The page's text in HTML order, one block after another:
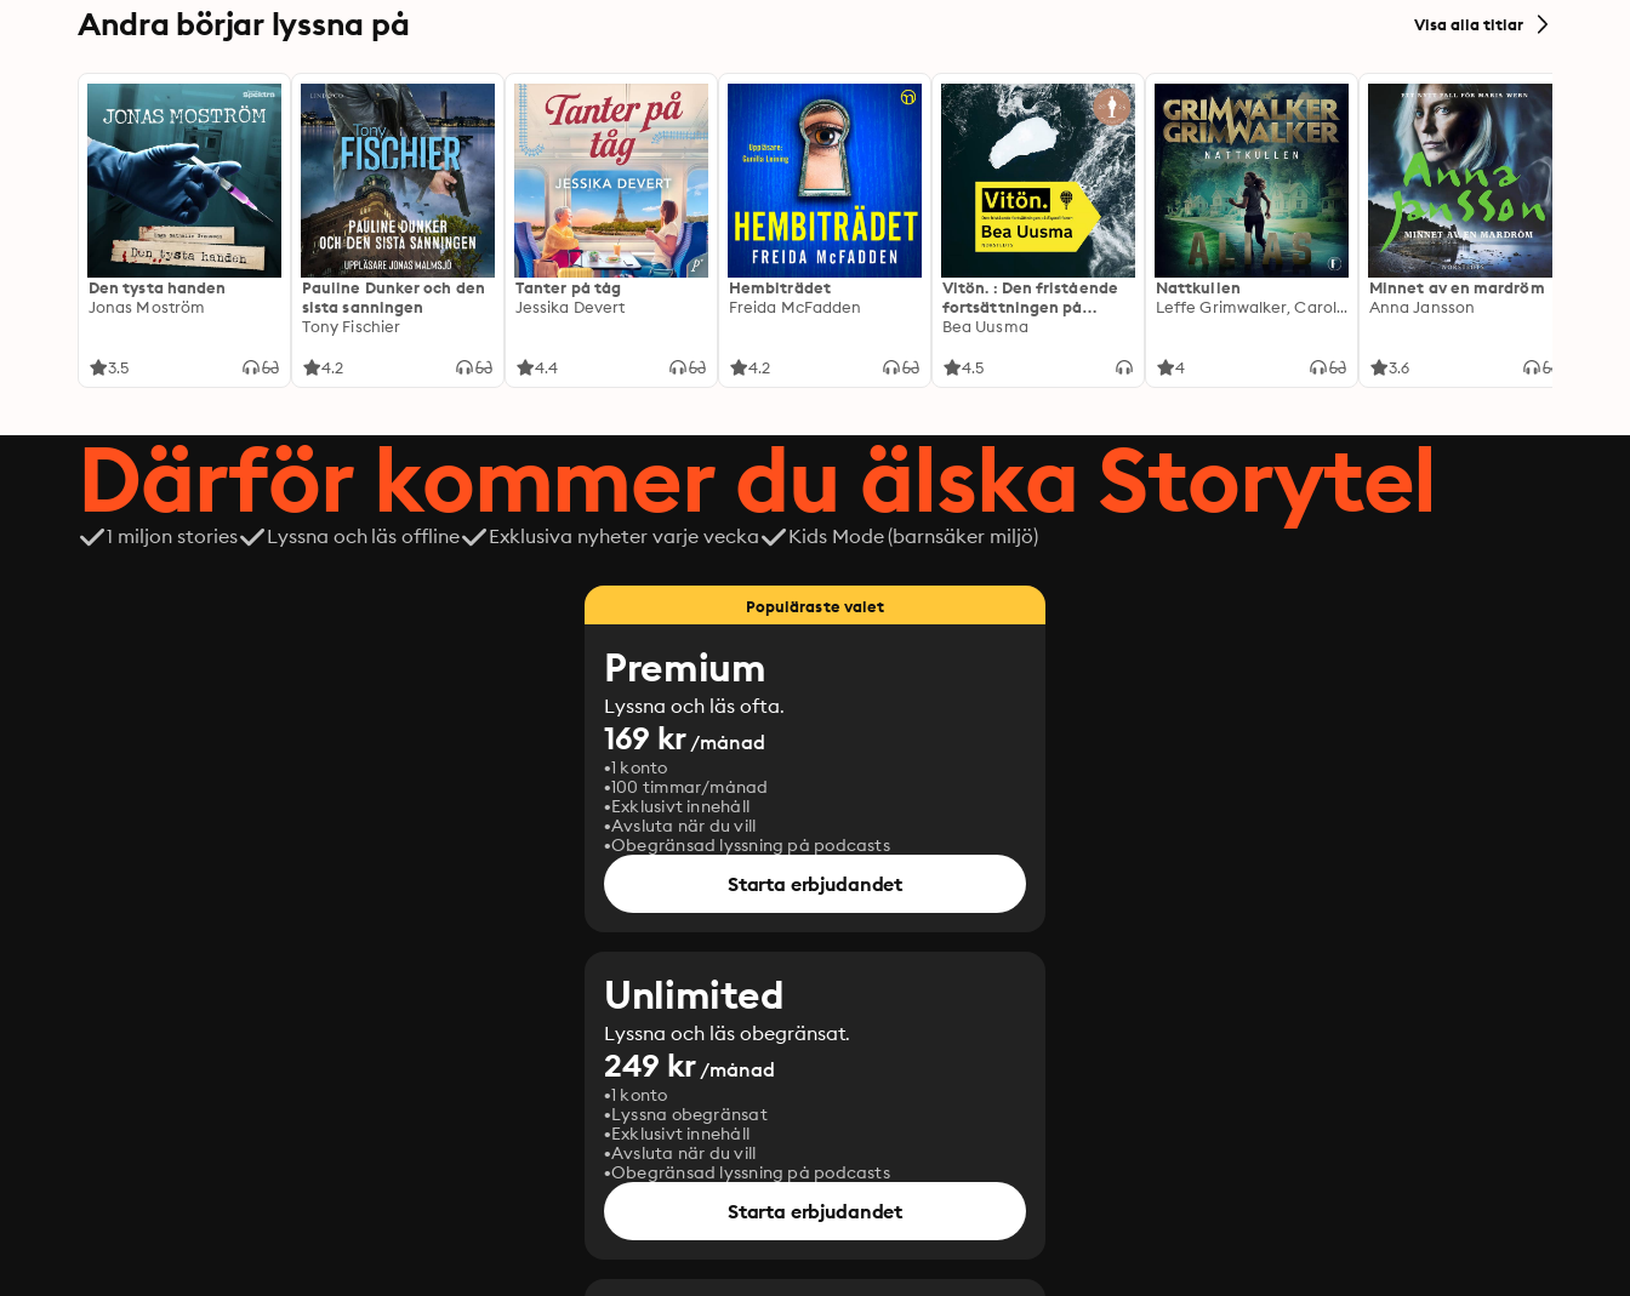
Andra börjar lyssna på Visa alla titlar
Den tysta handen
Jonas Moström
3.5
Pauline Dunker och den
sista sanningen
Tony Fischier
4.2
Tanter på tåg
Jessika Devert
4.4
Hembiträdet
Freida McFadden
4.2
Vitön. : Den fristående
fortsättningen på
Expeditionen
Bea Uusma
4.5
Nattkullen
Leffe Grimwalker, Caroline Grimwalker
4
Minnet av en mardröm
Anna Jansson
3.6
Därför kommer du älska Storytel
1 miljon stories Lyssna och läs offline Exklusiva nyheter varje vecka Kids Mode (barnsäker miljö)
Populäraste valet
Premium
Lyssna och läs ofta.
169 kr/månad
1 konto
100 timmar/månad
Exklusivt innehåll
Avsluta när du vill
Obegränsad lyssning på podcasts
Starta erbjudandet
Unlimited
Lyssna och läs obegränsat.
249 kr/månad
1 konto
Lyssna obegränsat
Exklusivt innehåll
Avsluta när du vill
Obegränsad lyssning på podcasts
Starta erbjudandet